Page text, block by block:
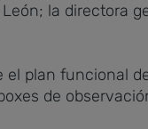
la directora
plan funcional
de